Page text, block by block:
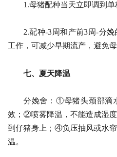
1.母猪配种当天立即调到单
2.配种-3周和产前3周-分
工作，可减少早期流产，避免母
七、夏天降温
分娩舍：①母猪头颈部滴
效；②喷雾降温，不能造成湿
到仔猪身上；④负压抽风或水
温。